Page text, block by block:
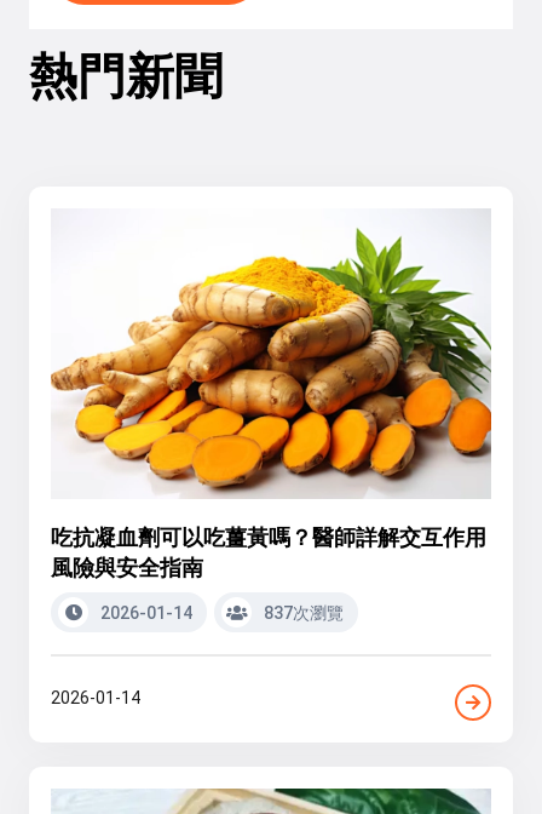
熱門新聞
吃抗凝血劑可以吃薑黃嗎？醫師詳解交互作用
風險與安全指南
2026-01-14 837次瀏覽
2026-01-14